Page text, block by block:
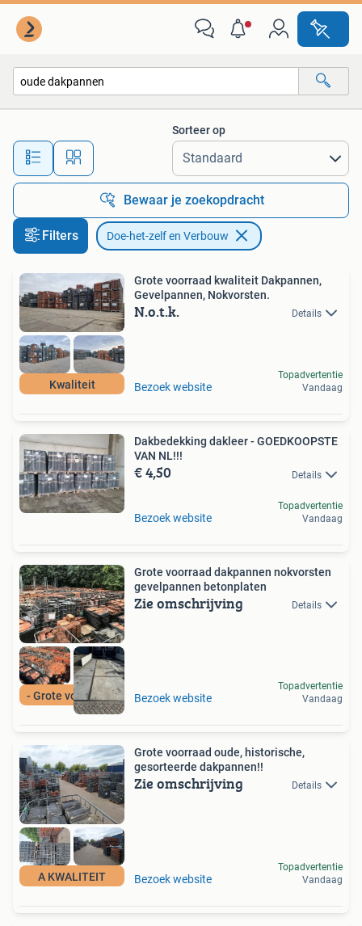
Alle afstanden…
Sorteer op
Bewaar je zoekopdracht
Filters Doe-het-zelf en Verbouw
Kwaliteit
Grote voorraad kwaliteit Dakpannen,
Gevelpannen, Nokvorsten.
N.o.t.k. Details
Bezoek website
Topadvertentie
Vandaag
Dakbedekking dakleer - GOEDKOOPSTE
VAN NL!!!
€ 4,50 Details
Bezoek website
Topadvertentie
Vandaag
- Grote voorraad -
Grote voorraad dakpannen nokvorsten
gevelpannen betonplaten
Zie omschrijving Details
Bezoek website
Topadvertentie
Vandaag
A KWALITEIT
Grote voorraad oude, historische,
gesorteerde dakpannen!!
Zie omschrijving Details
Bezoek website
Topadvertentie
Vandaag